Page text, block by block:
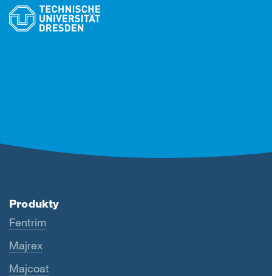
Produkty
Fentrim
Majrex
Majcoat